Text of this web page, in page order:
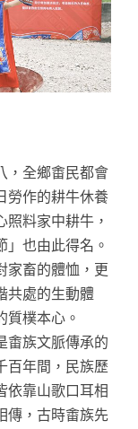
，全鄉畬民都會
勞作的耕牛休養
料家中耕牛，
也由此得名。
家畜的體恤，更
共處的生動體
質樸本心。
畬族文脈傳承的
百年間，民族歷
依靠山歌口耳相
傳，古時畬族先